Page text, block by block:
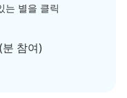
는 별을 클릭
분 참여)